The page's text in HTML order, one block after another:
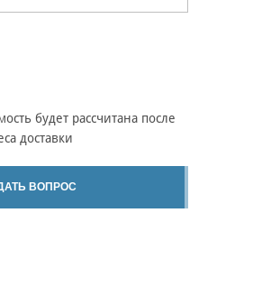
будет рассчитана после
доставки
ВОПРОС